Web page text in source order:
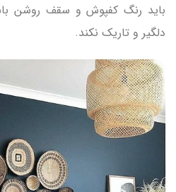
باید رنگ کفپوش و سقف روشن
دلگیر و تاریک نکند.